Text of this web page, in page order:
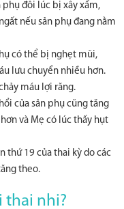
phụ đôi lúc bị xây xẩm,
nếu sản phụ đang nằm
có thể bị nghẹt mũi,
lưu chuyển nhiều hơn.
máu lợi răng.
của sản phụ cũng tăng
và Mẹ có lúc thấy hụt
thứ 19 của thai kỳ do các
theo.
thai nhi?